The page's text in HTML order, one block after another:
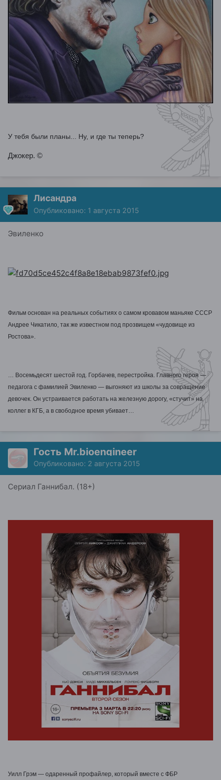
У тебя были планы... Ну, и где ты теперь?
Джокер. ©
Лисандра
Опубликовано: 1 августа 2015
Эвиленко
Фильм основан на реальных событиях о самом кровавом маньяке СССР
Андрее Чикатило, так же известном под прозвищем «чудовище из
Ростова».
… Восемьдесят шестой год. Горбачев, перестройка. Главного героя —
педагога с фамилией Эвиленко — выгоняют из школы за совращение
девочек. Он устраивается работать на железную дорогу, «стучит» на
коллег в КГБ, а в свободное время убивает…
Гость Mr.bioengineer
Опубликовано: 2 августа 2015
Сериал Ганнибал. (18+)
Уилл Грэм — одаренный профайлер, который вместе с ФБР